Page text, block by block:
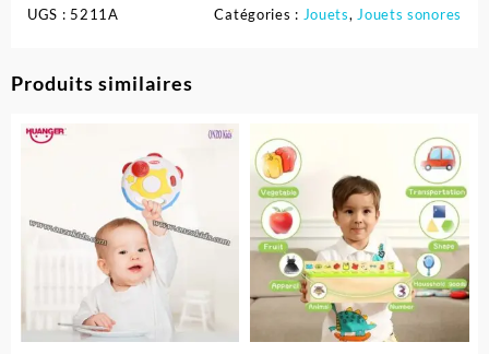
UGS : 5211A Catégories : Jouets,Jouets sonores
Produits similaires